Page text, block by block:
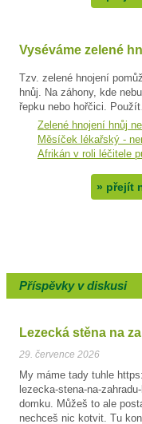
Vyséváme zelené
Tzv. zelené hnojení
hnůj. Na záhony, kde
řepku nebo hořčici.
Zelené hnojení hnůj
Měsíček lékařský -
Afrikán v roli léčitele
» přejít
Příspěvky v diskusi
Lezecká stěna na
29. července 2026
My máme tady tuhle
lezecka-stena-na-
domku. Můžeš to ale
nechceš nic kotvit. Tu